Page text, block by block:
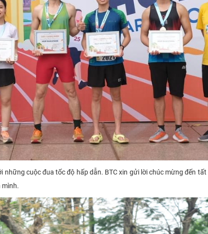
cuộc đua tốc độ hấp dẫn. BTC xin gửi lời chúc mừng đến tất
mình.